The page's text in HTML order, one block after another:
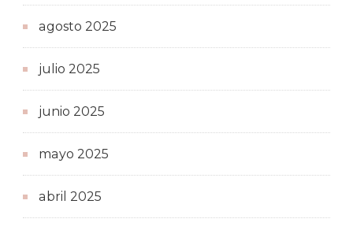
agosto 2025
julio 2025
junio 2025
mayo 2025
abril 2025